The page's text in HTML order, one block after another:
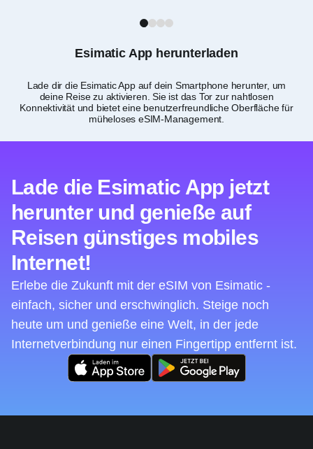
Esimatic App herunterladen
Lade dir die Esimatic App auf dein Smartphone herunter, um
deine Reise zu aktivieren. Sie ist das Tor zur nahtlosen
Konnektivität und bietet eine benutzerfreundliche Oberfläche für
müheloses eSIM-Management.
1 2 3 4
Lade die Esimatic App jetzt
herunter und genieße auf
Reisen günstiges mobiles
Internet!
Erlebe die Zukunft mit der eSIM von Esimatic -
einfach, sicher und erschwinglich. Steige noch
heute um und genieße eine Welt, in der jede
Internetverbindung nur einen Fingertipp entfernt ist.